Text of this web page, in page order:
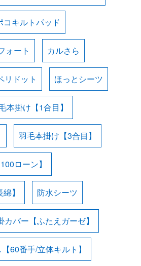
コキルトパッド
ォート カルさら
リドット ほっとシーツ
本掛け【1合目】
羽毛本掛け【3合目】
ローン】
】 防水シーツ
カバー【ふたえガーゼ】
60番手/立体キルト】